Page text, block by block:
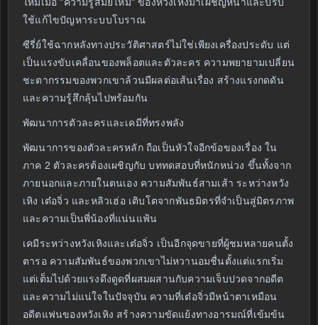
ใช้แก้ไขปัญหาระบบโบราณ
ซีรี่ย์ใช้ฉากหลังทางประวัติศาสตร์ไม่ใช่เพียงเครื่องประดับ แต่
เป็นแรงขับเคลื่อนของพล็อตและตัวละคร ความพยายามเปลี่ยน
ชะตากรรมของพวกเขาล้วนมีผลต่อเส้นเรื่อง สร้างแรงกดดัน
และความรู้สึกลุ้นไปพร้อมกัน
พัฒนาการตัวละครและเคมีที่ทรงพลัง
พัฒนาการของตัวละครหลัก ถือเป็นหัวใจอีกข้อของเรื่อง ใน
ภาค 2 ตัวละครต้องเผชิญกับ บททดสอบที่หนักหน่วง ขึ้นทั้งจาก
ภายนอกและภายในตนเอง ความสัมพันธ์สามเส้า ระหว่างหวัง
เหิง เต๋อจิ่ว และหลิวเฮ่อ เติบโตจากพันธมิตรที่จำเป็นสู่มิตรภาพ
และความเป็นพี่น้องที่แน่นแฟ้น
เคมีระหว่างหวังเหิงและเต๋อจิ่ว เป็นอีกจุดขายที่ผู้ชมหลายคนตั้ง
ตารอ ความสัมพันธ์ของพวกเขาไม่หวานอมชื่นตั้งแต่แรกเริ่ม
แต่เต็มไปด้วยแรงดึงดูดที่ผสมผสานกับความเจ็บปวดจากอดีต
และความไม่แน่ใจในปัจจุบัน ความที่เต๋อจิ่วมีหน้าตาเหมือน
อดีตแฟนของหวังเหิง สร้างความขัดแย้งทางอารมณ์ที่เข้มข้น